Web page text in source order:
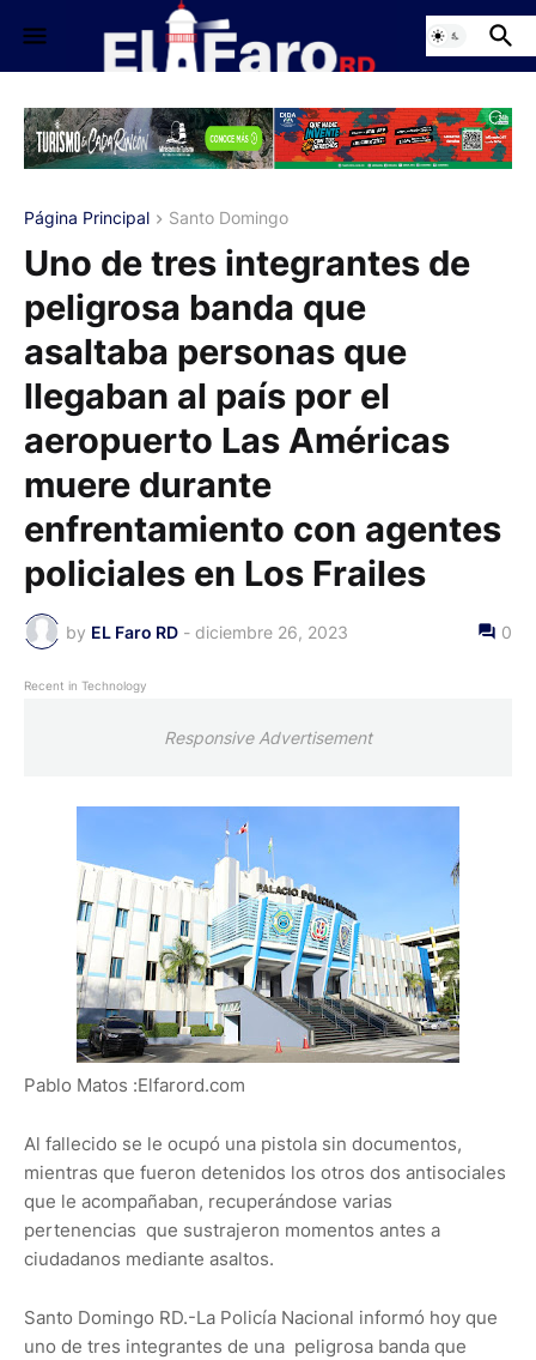
Página Principal Santo Domingo
Uno de tres integrantes de
peligrosa banda que
asaltaba personas que
llegaban al país por el
aeropuerto Las Américas
muere durante
enfrentamiento con agentes
policiales en Los Frailes
by EL Faro RD - diciembre 26, 2023 0
Recent in Technology
Responsive Advertisement
Pablo Matos :Elfarord.com
Al fallecido se le ocupó una pistola sin documentos,
mientras que fueron detenidos los otros dos antisociales
que le acompañaban, recuperándose varias
pertenencias que sustrajeron momentos antes a
ciudadanos mediante asaltos.
Santo Domingo RD.-La Policía Nacional informó hoy que
uno de tres integrantes de una peligrosa banda que